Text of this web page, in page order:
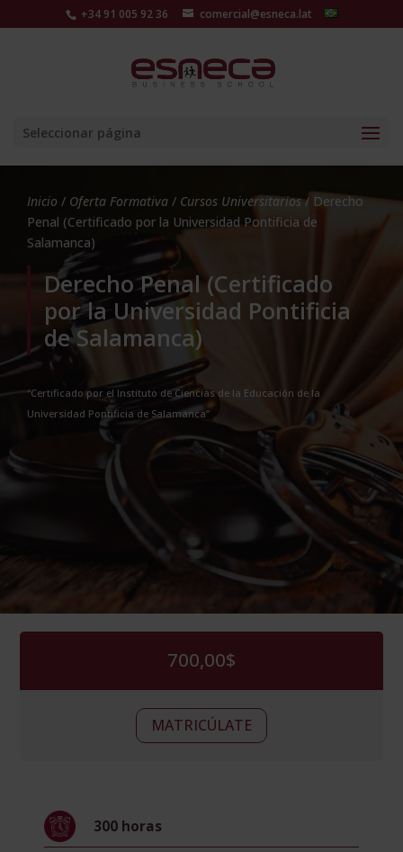
+34 91 005 92 36 comercial@esneca.lat
Seleccionar página
Inicio / Oferta Formativa / Cursos Universitarios/ Derecho
Penal (Certificado por la Universidad Pontificia de
Salamanca)
Derecho Penal (Certificado
por la Universidad Pontificia
de Salamanca)
“Certificado por el Instituto de Ciencias de la Educación de la
Universidad Pontificia de Salamanca”
700,00$
Universidad
MATRICÚLATE
300 horas